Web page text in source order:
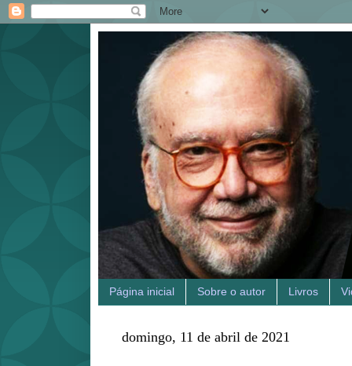
Página inicial Sobre o autor Livros
domingo, 11 de abril de 2021